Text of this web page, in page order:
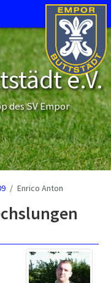
e.V.
des SV Empor
Enrico Anton